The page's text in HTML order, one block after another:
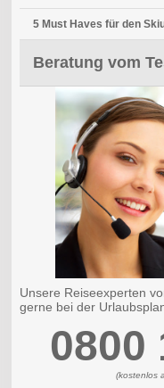
5 Must Haves für den
Beratung vom
Unsere Reiseexperten
gerne bei der
0800
(kostenlos